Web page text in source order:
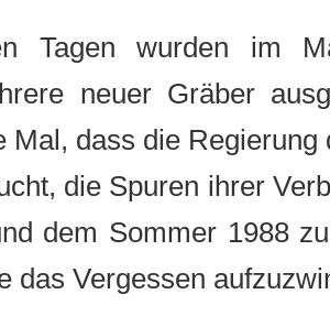
Tagen wurden im
neuer Gräber
Mal, dass die
die Spuren ihrer
und dem Sommer 1988
das Vergessen